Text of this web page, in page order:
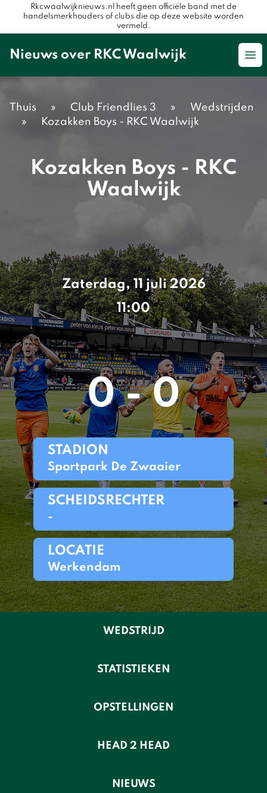
Rkcwaalwijknieuws.nl heeft geen officiële band met de
handelsmerkhouders of clubs die op deze website worden
vermeld.
Nieuws over RKC Waalwijk
Thuis » Club Friendlies 3 »
Wedstrijden
»
Kozakken Boys - RKC Waalwijk
Kozakken Boys - RKC
Waalwijk
Zaterdag, 11 juli 2026
11:00
0 - 0
STADION
Sportpark De Zwaaier
SCHEIDSRECHTER
-
LOCATIE
Werkendam
WEDSTRIJD
STATISTIEKEN
OPSTELLINGEN
HEAD 2 HEAD
NIEUWS